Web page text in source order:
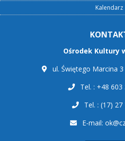
Kalendarz
Ośrodek Kultury
ul. Świętego Marcina
Tel. : +48 603
Tel. : (17)
E-mail: